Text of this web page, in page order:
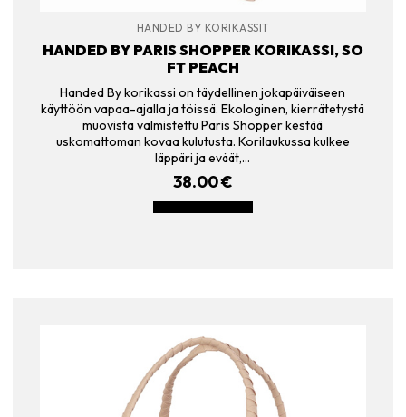
HANDED BY KORIKASSIT
HANDED BY PARIS SHOPPER KORIKASSI, SO
FT PEACH
Handed By korikassi on täydellinen jokapäiväiseen
käyttöön vapaa-ajalla ja töissä. Ekologinen, kierrätetystä
muovista valmistettu Paris Shopper kestää
uskomattoman kovaa kulutusta. Korilaukussa kulkee
läppäri ja eväät,…
38.00€